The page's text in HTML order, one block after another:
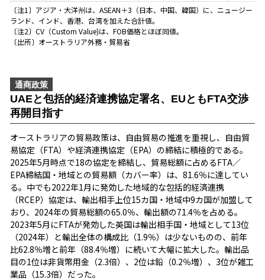
〔注1〕アジア・大洋州は、ASEAN＋3（日本、中国、韓国）に、ニュージー
ランド、インド、香港、台湾を加えた合計値。
〔注2〕CV（Custom Value)は、FOB価格とほぼ同値。
〔出所〕オーストラリア外務・貿易省
通商政策
UAEと包括的経済連携協定署名、EUともFTA交渉
再開目指す
オーストラリアの貿易政策は、自由貿易の推進を重視し、自由貿
易協定（FTA）や経済連携協定（EPA）の締結に積極的である。
2025年5月時点で18の協定を締結し、貿易総額に占めるFTA／
EPA締結国・地域との貿易額（カバー率）は、81.6％に達してい
る。中でも2022年1月に発効した地域的な包括的経済連携
（RCEP）協定は、輸出相手上位15カ国・地域中9カ国が加盟して
おり、2024年の貿易総額の65.0％、輸出額の71.4％を占める。
2023年5月にFTAが発効した英国は輸出相手国・地域として13位
（2024年）と輸出全体の構成比（1.9％）は少ないものの、前年
比62.8％増と前年（88.4％増）に続いて大幅に拡大した。輸出品
目の1位は非貨幣用金（2.3倍）、2位は鉛（0.2％増）、3位が雑工
業品（15.3倍）だった。